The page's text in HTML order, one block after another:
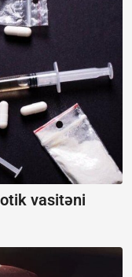
vasitəni